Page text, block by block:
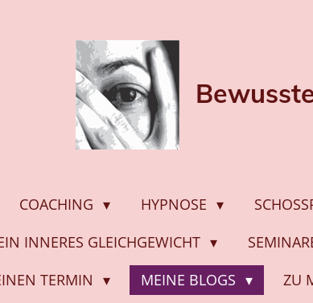
COACHING HYPNOSE
INNERES GLEICHGEWICHT
TERMIN
MEINE BLOGS ZU